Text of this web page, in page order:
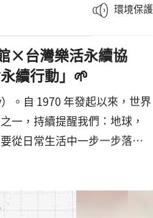
環境保護
×台灣樂活永續協
續行動」🌱
。自 1970 年發起以來，世界
一，持續提醒我們：地球，
從日常生活中一步一步落
寶貝博物館始終相信，環境
與的生活實踐。適逢 2026 世